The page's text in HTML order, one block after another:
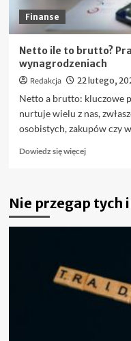
Finanse
Netto ile to brutto?
wynagrodzeniach
Redakcja 22 lutego,
Netto a brutto: kluczowe
nurtuje wielu z nas,
osobistych, zakupów czy
Dowiedz się więcejDowiedz
Netto
ile
to
cenach,
podatkach
Nie przegap tych